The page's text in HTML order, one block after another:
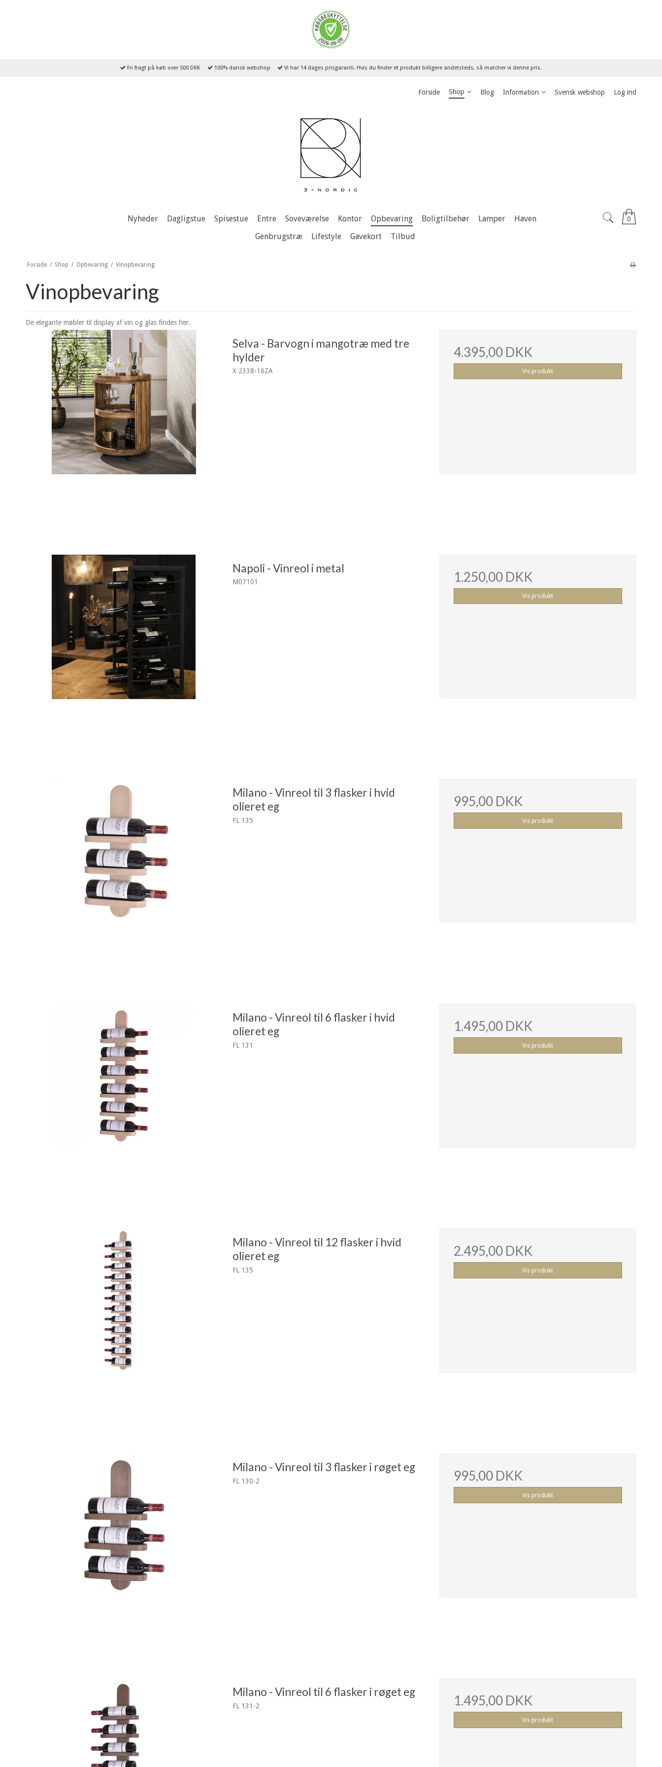
Fri fragt på køb over 500 DKK 100% dansk webshop Vi har 14 dages prisgaranti. Hvis du finder et produkt billigere andetsteds, så matcher vi denne pris.
Forside Shop Blog Information Svensk webshop Log ind
0
Nyheder Dagligstue Spisestue Entre Soveværelse Kontor Opbevaring Boligtilbehør Lamper
Haven
Genbrugstræ
Lifestyle Gavekort Tilbud
Forside / Shop / Opbevaring / Vinopbevaring
Vinopbevaring
De elegante møbler til display af vin og glas findes her.
Selva - Barvogn i mangotræ med tre
hylder
X 2338-16ZA
4.395,00 DKK
Vis produkt
Napoli - Vinreol i metal
M07101 1.250,00 DKK
Vis produkt
Milano - Vinreol til 3 flasker i hvid
olieret eg
FL 135
995,00 DKK
Vis produkt
Milano - Vinreol til 6 flasker i hvid
olieret eg
FL 131
1.495,00 DKK
Vis produkt
Milano - Vinreol til 12 flasker i hvid
olieret eg
FL 135
2.495,00 DKK
Vis produkt
Milano - Vinreol til 3 flasker i røget eg
FL 130-2 995,00 DKK
Vis produkt
Milano - Vinreol til 6 flasker i røget eg
FL 131-2 1.495,00 DKK
Vis produkt